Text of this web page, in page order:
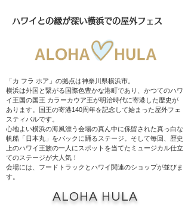
ハワイとの縁が深い横浜での屋外フェス
「カ フラ ホア」の拠点は神奈川県横浜市。
横浜は外国と繋がる国際色豊かな港町であり、かつてのハワ
イ王国の国王 カラーカウア王が明治時代に寄港した歴史が
あります。国王の寄港140周年を記念して始まった屋外フェ
スティバルです。
心地よい横浜の海風漂う会場の真ん中に係留された真っ白な
帆船「日本丸」をバックに踊るステージ。そして毎回、 歴史
上のハワイ王族の一人にスポットを当てたミュージカル仕立
てのステージが大人気！
会場には、フードトラックとハワイ関連のショップが並びま
す。
ALOHA HULA